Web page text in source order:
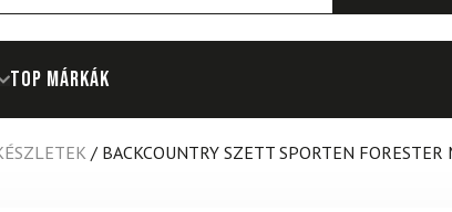
Top márkák
/ BACKCOUNTRY SZETT SPORTEN